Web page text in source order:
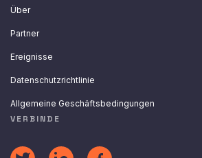
Über
Partner
Ereignisse
Datenschutzrichtlinie
Allgemeine Geschäftsbedingungen
VERBINDE